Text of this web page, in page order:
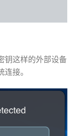
钥这样的外部设备
接。